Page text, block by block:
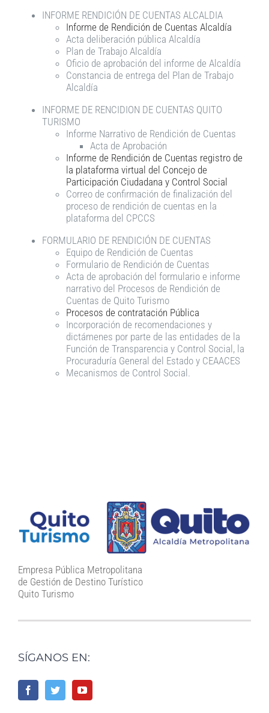
INFORME RENDICIÓN DE CUENTAS ALCALDIA
Informe de Rendición de Cuentas Alcaldía
Acta deliberación pública Alcaldía
Plan de Trabajo Alcaldía
Oficio de aprobación del informe de Alcaldía
Constancia de entrega del Plan de Trabajo
Alcaldía
INFORME DE RENCIDION DE CUENTAS QUITO
TURISMO
Informe Narrativo de Rendición de Cuentas
Acta de Aprobación
Informe de Rendición de Cuentas registro de
la plataforma virtual del Concejo de
Participación Ciudadana y Control Social
Correo de confirmación de finalización del
proceso de rendición de cuentas en la
plataforma del CPCCS
FORMULARIO DE RENDICIÓN DE CUENTAS
Equipo de Rendición de Cuentas
Formulario de Rendición de Cuentas
Acta de aprobación del formulario e informe
narrativo del Procesos de Rendición de
Cuentas de Quito Turismo
Procesos de contratación Pública
Incorporación de recomendaciones y
dictámenes por parte de las entidades de la
Función de Transparencia y Control Social, la
Procuraduría General del Estado y CEAACES
Mecanismos de Control Social.
Empresa Pública Metropolitana
de Gestión de Destino Turístico
Quito Turismo
SÍGANOS EN: